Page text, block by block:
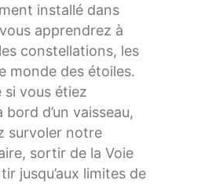
installé dans
apprendrez à
constellations, les
monde des étoiles.
si vous étiez
bord d’un vaisseau,
survoler notre
sortir de la Voie
jusqu’aux limites de